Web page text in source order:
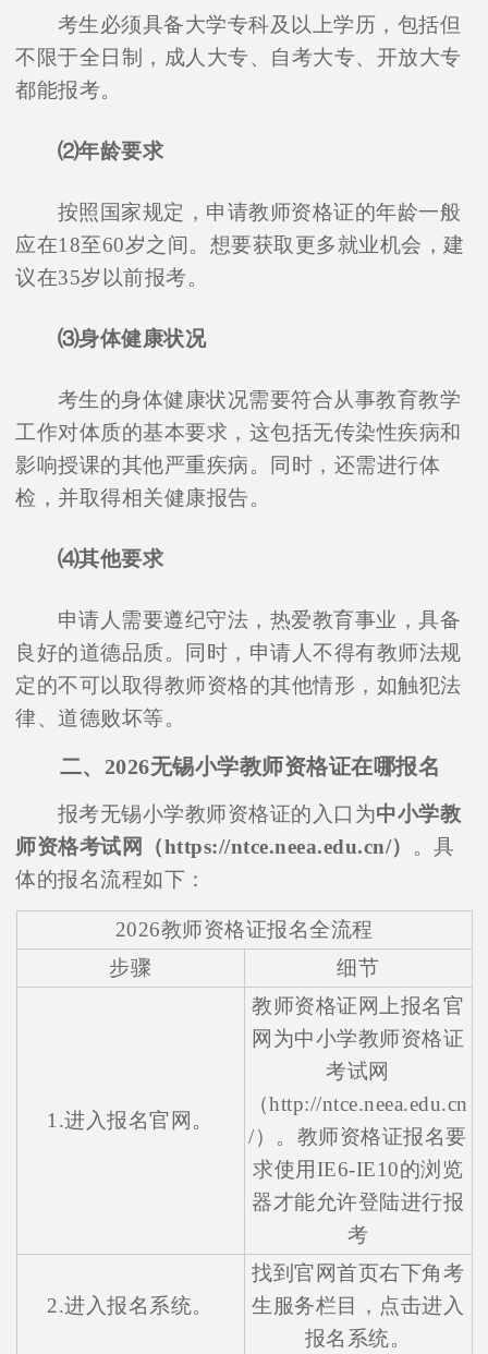
考生必须具备大学专科及以上学历，包括但
不限于全日制，成人大专、自考大专、开放大专
都能报考。
⑵年龄要求
按照国家规定，申请教师资格证的年龄一般
应在18至60岁之间。想要获取更多就业机会，建
议在35岁以前报考。
⑶身体健康状况
考生的身体健康状况需要符合从事教育教学
工作对体质的基本要求，这包括无传染性疾病和
影响授课的其他严重疾病。同时，还需进行体
检，并取得相关健康报告。
⑷其他要求
申请人需要遵纪守法，热爱教育事业，具备
良好的道德品质。同时，申请人不得有教师法规
定的不可以取得教师资格的其他情形，如触犯法
律、道德败坏等。
二、2026无锡小学教师资格证在哪报名
报考无锡小学教师资格证的入口为中小学教
师资格考试网（https://ntce.neea.edu.cn/）
。具
体的报名流程如下：
2026教师资格证报名全流程
步骤
细节
1.进入报名官网。
教师资格证网上报名官
网为中小学教师资格证
考试网
（http://ntce.neea.edu.cn
/）。教师资格证报名要
求使用IE6-IE10的浏览
器才能允许登陆进行报
考
2.进入报名系统。
找到官网首页右下角考
生服务栏目，点击进入
报名系统。